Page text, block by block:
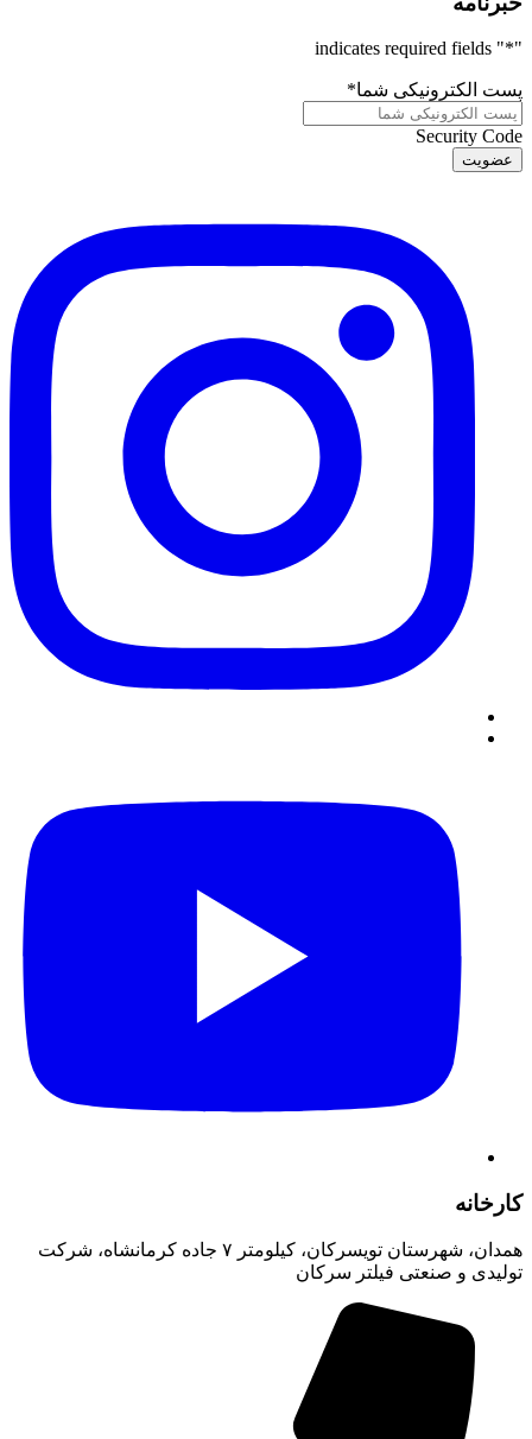
"
*
" indicates required fields
پست الکترونیکی شما*
Security Code
کارخانه
همدان، شهرستان تویسرکان، کیلومتر ۷ جاده کرمانشاه، شرکت
تولیدی و صنعتی فیلتر سرکان